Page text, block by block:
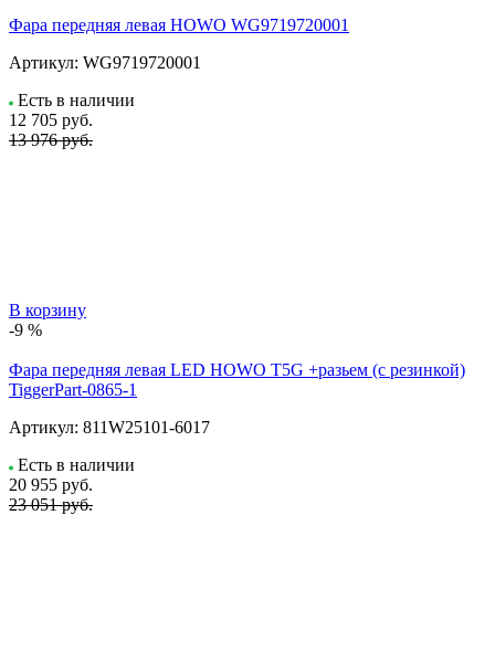
Фара передняя левая HOWO WG9719720001
Артикул: WG9719720001
Есть в наличии
12 705 руб.
13 976 руб.
В корзину
-9 %
Фара передняя левая LED HOWO T5G +разьем (с резинкой)
TiggerPart-0865-1
Артикул: 811W25101-6017
Есть в наличии
20 955 руб.
23 051 руб.